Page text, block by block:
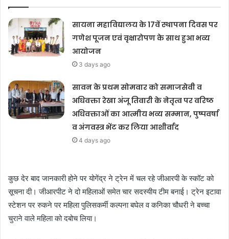
सायना महाविद्यालय के 17वें स्थापना दिवस पर
गणेश पूजन एवं वृक्षारोपण के साथ हुआ भव्य
आयोजन
3 days ago
सावन के प्रथम सोमवार को समाजसेवी व
अधिवक्ता रेखा अंजू तिवारी के नेतृत्व पर वरिष्ठ
अधिवक्ताओं का आत्मीय भव्य सम्मान, पुष्पवर्षा
व अंगवस्त्र भेंट कर लिया आशीर्वाद
4 days ago
कुछ देर बाद जानकारी होने पर योगेंद्र ने ट्रेन में चल रहे जीआरपी के स्कॉट को
सूचना दी। जीआरपीट ने दो महिलाओं समेत चार सदस्यीय टीम बनाई। ट्रेन इटावा
स्टेशन पर रुकने पर महिला पुलिसकर्मी कल्पना बघेल व कनिका चौधरी ने बच्चा
चुराने वाले महिला को दबोच लिया।